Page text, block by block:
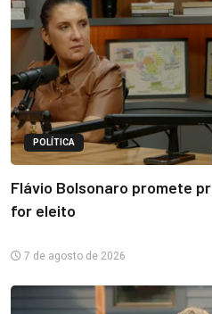
POLÍTICA
Flávio Bolsonaro promete
for eleito
7 de agosto de 2026